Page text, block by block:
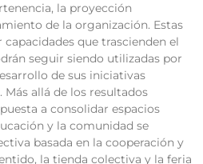
la proyección
de la organización. Estas
que trascienden el
seguir siendo utilizadas por
de sus iniciativas
allá de los resultados
a consolidar espacios
y la comunidad se
basada en la cooperación y
la tienda colectiva y la feria